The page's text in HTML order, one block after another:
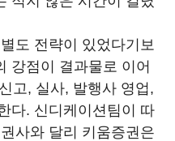
도 전략이 있었다기보
강점이 결과물로 이어
고, 실사, 발행사 영업,
다. 신디케이션팀이 따
사와 달리 키움증권은